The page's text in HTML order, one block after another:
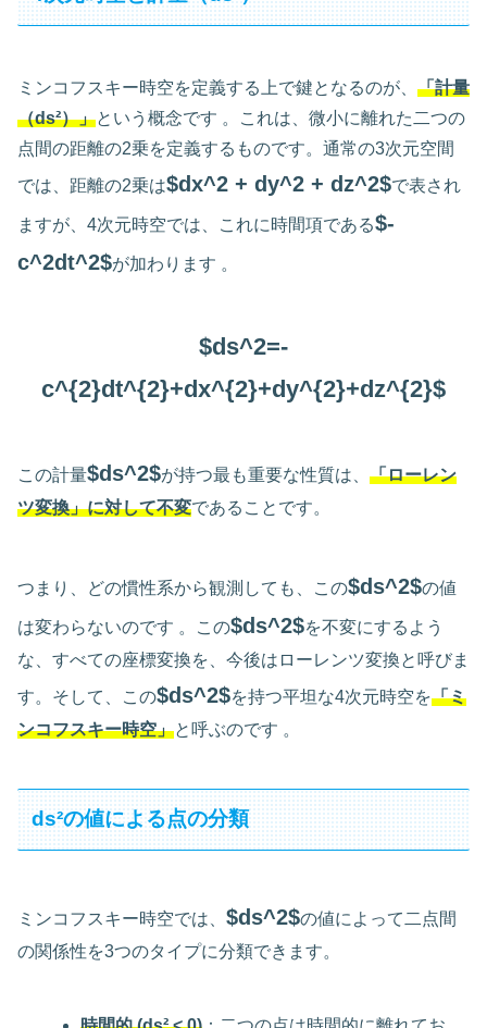
ミンコフスキー時空を定義する上で鍵となるのが、 「計量
（ds²）」という概念です 。これは、微小に離れた二つの
点間の距離の2乗を定義するものです。通常の3次元空間
では、距離の2乗は$dx^2 + dy^2 + dz^2$で表され
ますが、4次元時空では、これに時間項である$-
c^2dt^2$が加わります 。
$ds^2=-
c^{2}dt^{2}+dx^{2}+dy^{2}+dz^{2}$
この計量$ds^2$が持つ最も重要な性質は、 「ローレン
ツ変換」に対して不変であることです。
つまり、どの慣性系から観測しても、この$ds^2$の値
は変わらないのです 。この$ds^2$を不変にするよう
な、すべての座標変換を、今後はローレンツ変換と呼びま
す。そして、この$ds^2$を持つ平坦な4次元時空を「ミ
ンコフスキー時空」と呼ぶのです 。
ds²の値による点の分類
ミンコフスキー時空では、 $ds^2$の値によって二点間
の関係性を3つのタイプに分類できます。